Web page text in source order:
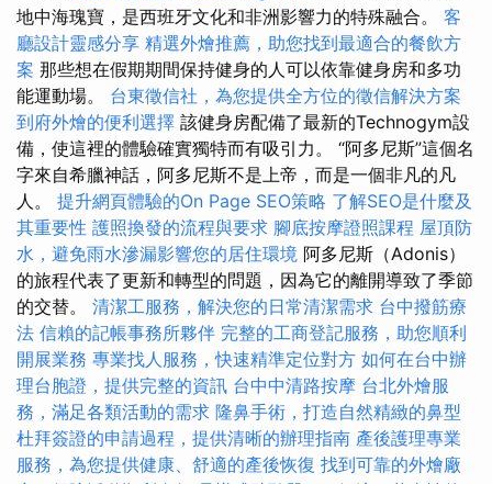
地中海瑰寶，是西班牙文化和非洲影響力的特殊融合。 客
廳設計靈感分享 精選外燴推薦，助您找到最適合的餐飲方
案 那些想在假期期間保持健身的人可以依靠健身房和多功
能運動場。 台東徵信社，為您提供全方位的徵信解決方案
到府外燴的便利選擇 該健身房配備了最新的Technogym設
備，使這裡的體驗確實獨特而有吸引力。 “阿多尼斯”這個名
字來自希臘神話，阿多尼斯不是上帝，而是一個非凡的凡
人。 提升網頁體驗的On Page SEO策略 了解SEO是什麼及
其重要性 護照換發的流程與要求 腳底按摩證照課程 屋頂防
水，避免雨水滲漏影響您的居住環境 阿多尼斯（Adonis）
的旅程代表了更新和轉型的問題，因為它的離開導致了季節
的交替。 清潔工服務，解決您的日常清潔需求 台中撥筋療
法 信賴的記帳事務所夥伴 完整的工商登記服務，助您順利
開展業務 專業找人服務，快速精準定位對方 如何在台中辦
理台胞證，提供完整的資訊 台中中清路按摩 台北外燴服
務，滿足各類活動的需求 隆鼻手術，打造自然精緻的鼻型
杜拜簽證的申請過程，提供清晰的辦理指南 產後護理專業
服務，為您提供健康、舒適的產後恢復 找到可靠的外燴廠